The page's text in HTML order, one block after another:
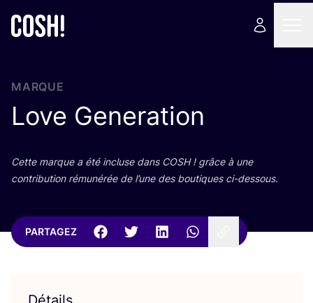
MARQUE
Love Generation
Cette marque a été incluse dans COSH! grâce à une
contri­bu­tion rému­né­rée de l’une des bou­tiques ci-dessous.
PARTAGEZ